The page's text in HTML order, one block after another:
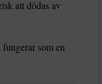
att dödas av
som en